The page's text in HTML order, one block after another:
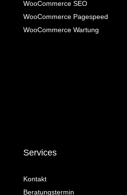
WooCommerce SEO
WooCommerce Pagespeed
WooCommerce Wartung
Services
Kontakt
Beratungstermin